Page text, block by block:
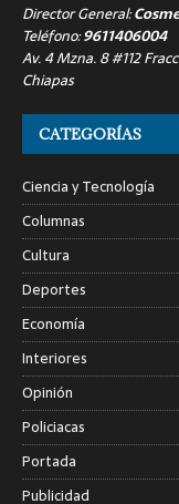
Director General:
Teléfono:9611406004
Av. 4 Mzna. 8 #112
Chiapas
CATEGORÍAS
Ciencia y Tecnología
Columnas
Cultura
Deportes
Economía
Interiores
Opinión
Policiacas
Portada
Publicidad